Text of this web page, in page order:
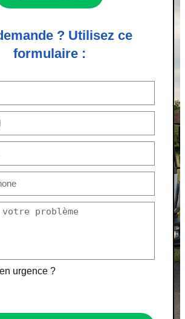
? Utilisez ce
formulaire :
urgence ?